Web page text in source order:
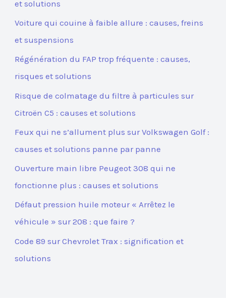
et solutions
Voiture qui couine à faible allure : causes, freins
et suspensions
Régénération du FAP trop fréquente : causes,
risques et solutions
Risque de colmatage du filtre à particules sur
Citroën C5 : causes et solutions
Feux qui ne s’allument plus sur Volkswagen Golf :
causes et solutions panne par panne
Ouverture main libre Peugeot 308 qui ne
fonctionne plus : causes et solutions
Défaut pression huile moteur « Arrêtez le
véhicule » sur 208 : que faire ?
Code 89 sur Chevrolet Trax : signification et
solutions